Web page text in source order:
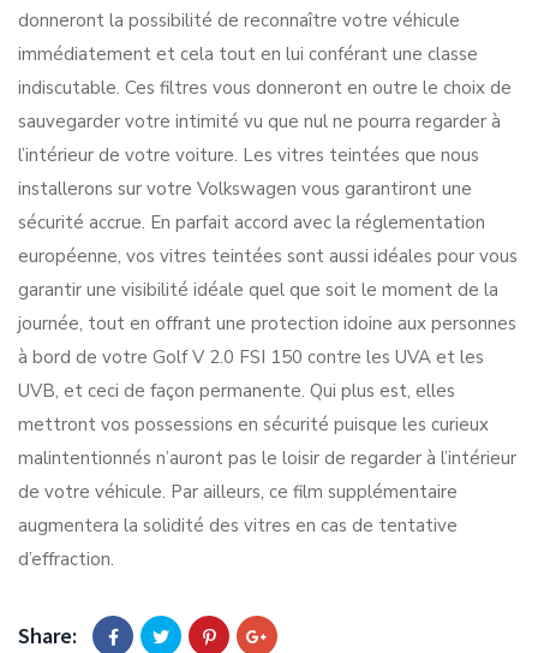
donneront la possibilité de reconnaître votre véhicule
immédiatement et cela tout en lui conférant une classe
indiscutable. Ces filtres vous donneront en outre le choix de
sauvegarder votre intimité vu que nul ne pourra regarder à
l’intérieur de votre voiture. Les vitres teintées que nous
installerons sur votre Volkswagen vous garantiront une
sécurité accrue. En parfait accord avec la réglementation
européenne, vos vitres teintées sont aussi idéales pour vous
garantir une visibilité idéale quel que soit le moment de la
journée, tout en offrant une protection idoine aux personnes
à bord de votre Golf V 2.0 FSI 150 contre les UVA et les
UVB, et ceci de façon permanente. Qui plus est, elles
mettront vos possessions en sécurité puisque les curieux
malintentionnés n’auront pas le loisir de regarder à l’intérieur
de votre véhicule. Par ailleurs, ce film supplémentaire
augmentera la solidité des vitres en cas de tentative
d’effraction.
Share: